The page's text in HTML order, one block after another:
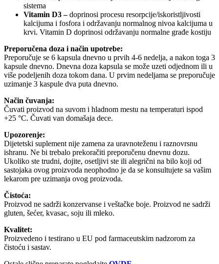
sistema
Vitamin D3 –doprinosi procesu resorpcije/iskoristljivosti
kalcijuma i fosfora i održavanju normalnog nivoa kalcijuma u
krvi. Vitamin D doprinosi održavanju normalne građe kostiju
Preporučena doza i način upotrebe:
Preporučuje se 6 kapsula dnevno u prvih 4-6 nedelja, a nakon toga 3
kapsule dnevno. Dnevna doza kapsula se može uzeti odjednom ili u
više podeljenih doza tokom dana. U prvim nedeljama se preporučuje
uzimanje 3 kaspule dva puta dnevno.
Način čuvanja:
Čuvati proizvod na suvom i hladnom mestu na temperaturi ispod
+25 °C. Čuvati van domašaja dece.
Upozorenje:
Dijetetski suplement nije zamena za uravnoteženu i raznovrsnu
ishranu. Ne bi trebalo prekoračiti preporučenu dnevnu dozu.
Ukoliko ste trudni, dojite, osetljivi ste ili alegrični na bilo koji od
sastojaka ovog proizvoda neophodno je da se konsultujete sa vašim
lekarom pre uzimanja ovog proizvoda.
Čistoća:
Proizvod ne sadrži konzervanse i veštačke boje. Proizvod ne sadrži
gluten, šećer, kvasac, soju ili mleko.
Kvalitet:
Proizvedeno i testirano u EU pod farmaceutskim nadzorom za
čistoću i sastav.